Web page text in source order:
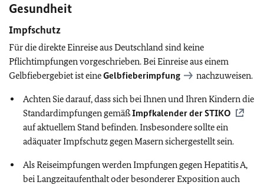
Gesundheit
Impfschutz
Für die direkte Einreise aus Deutschland sind keine
Pflichtimpfungen vorgeschrieben. Bei Einreise aus einem
Gelbfiebergebiet ist eineGelbfieberimpfung nachzuweisen.
Achten Sie darauf, dass sich bei Ihnen und Ihren Kindern die
Standardimpfungen gemäßImpfkalender derSTIKO
auf aktuellem Stand befinden. Insbesondere sollte ein
adäquater Impfschutz gegen Masern sichergestellt sein.
Als Reiseimpfungen werden Impfungen gegen Hepatitis A,
bei Langzeitaufenthalt oder besonderer Exposition auch